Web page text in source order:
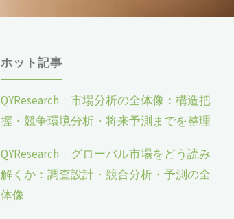
ホット記事
QYResearch｜市場分析の全体像：構造把
握・競争環境分析・将来予測までを整理
QYResearch｜グローバル市場をどう読み
解くか：調査設計・競合分析・予測の全
体像